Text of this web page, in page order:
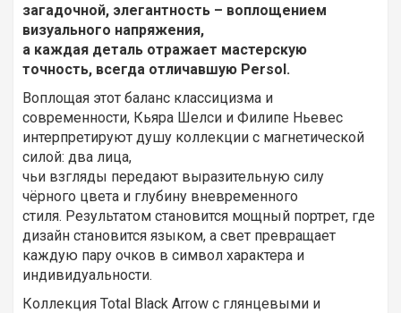
загадочной, элегантность – воплощением
визуального напряжения,
а каждая деталь отражает мастерскую
точность, всегда отличавшую Persol.
Воплощая этот баланс классицизма и
современности, Кьяра Шелси и Филипе Ньевес
интерпретируют душу коллекции с магнетической
силой: два лица,
чьи взгляды передают выразительную силу
чёрного цвета и глубину вневременного
стиля. Результатом становится мощный портрет, где
дизайн становится языком, а свет превращает
каждую пару очков в символ характера и
индивидуальности.
Коллекция Total Black Arrow с глянцевыми и